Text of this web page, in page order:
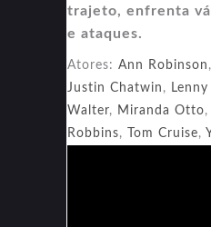
trajeto, enfrenta
e ataques.
Atores: Ann Robinson ,
Justin Chatwin ,
Walter, Miranda Otto,
Robbins, Tom Cruise,